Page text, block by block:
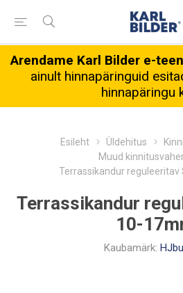
Arendame Karl Bilder e-
ainult hinnapäringuid
hinnapäringu
Esileht Üldehitus
Muud
Terrassikandur reguleeritav
Terrassikandur
10-
Kaubamärk: